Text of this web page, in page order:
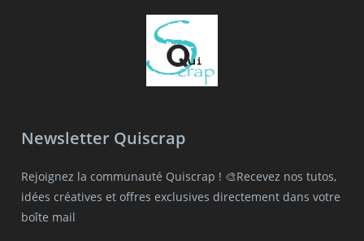
Newsletter Quiscrap
Rejoignez la communauté Quiscrap ! 🎨Recevez nos tutos,
idées créatives et offres exclusives directement dans votre
boîte mail